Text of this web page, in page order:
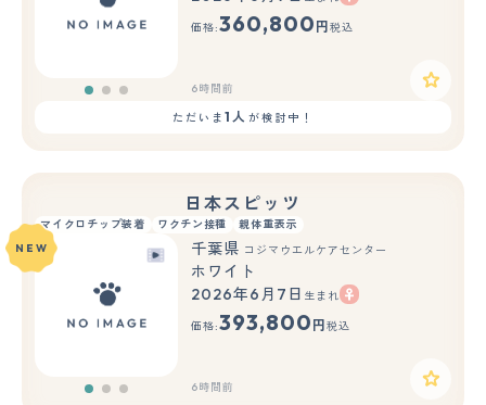
もっと見る
価格:360,800 円 税込
6時間前
ただいま1人 が検討中！
日本スピッツ
マイクロチップ装着 ワクチン接種 親体重表示
もっと見る
NEW 千葉県 コジマウエルケアセンター
ホワイト
2026年6月7日 生まれ
価格:393,800 円 税込
6時間前